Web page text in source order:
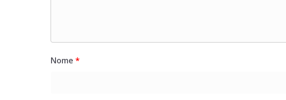
Nome *